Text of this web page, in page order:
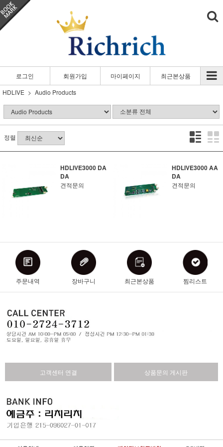
로그인 회원가입 마이페이지
최근본상품
HDLIVE
Audio Products
정렬
HDLIVE3000 DA
DA
견적문의
HDLIVE3000 AA
DA
견적문의
주문내역 장바구니 최근본상품 찜리스트
고객센터 연결 상품문의 게시판